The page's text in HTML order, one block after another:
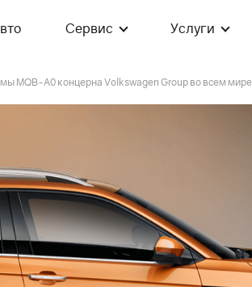
Сервис Услуги
MQB-A0 концерна Volkswagen Group во всем мире